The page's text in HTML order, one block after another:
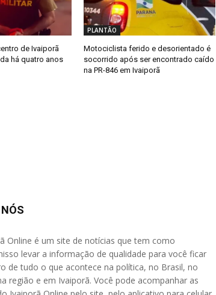
de Ivaiporã
há quatro anos
PLANTÃO
Motociclista ferido e desorientado é
socorrido após ser encontrado caído
na PR-846 em Ivaiporã
Online é um site de notícias que tem como
levar a informação de qualidade para você ficar
de tudo o que acontece na política, no Brasil, no
região e em Ivaiporã. Você pode acompanhar as